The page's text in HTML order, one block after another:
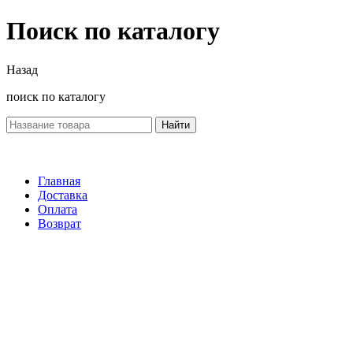
Поиск по каталогу
Назад
поиск по каталогу
Найти
Главная
Доставка
Оплата
Возврат